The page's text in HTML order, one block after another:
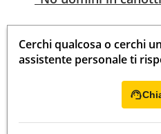
Cerchi qualcosa o cerchi
assistente personale ti